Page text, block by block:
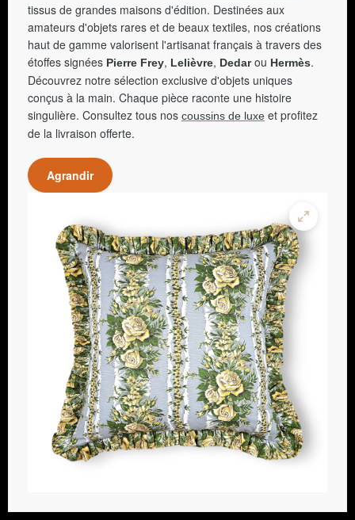
tissus de grandes maisons d'édition. Destinées aux
amateurs d'objets rares et de beaux textiles, nos créations
haut de gamme valorisent l'artisanat français à travers des
étoffes signées Pierre Frey, Lelièvre, Dedarou Hermès.
Découvrez notre sélection exclusive d'objets uniques
conçus à la main. Chaque pièce raconte une histoire
singulière. Consultez tous nos coussins de luxe et profitez
de la livraison offerte.
Agrandir